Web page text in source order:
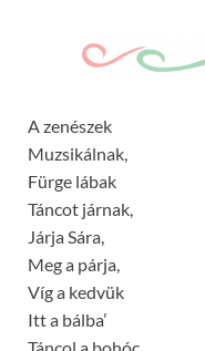
A zenészek
Muzsikálnak,
Fürge lábak
Táncot járnak,
Járja Sára,
Meg a párja,
Víg a kedvük
Itt a bálba’